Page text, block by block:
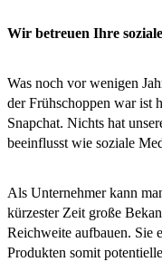
Wir betreuen Ihre
Was noch vor wenigen
der Frühschoppen war ist
Snapchat. Nichts hat
beeinflusst wie soziale
Als Unternehmer kann
kürzester Zeit große
Reichweite aufbauen. Sie
Produkten somit